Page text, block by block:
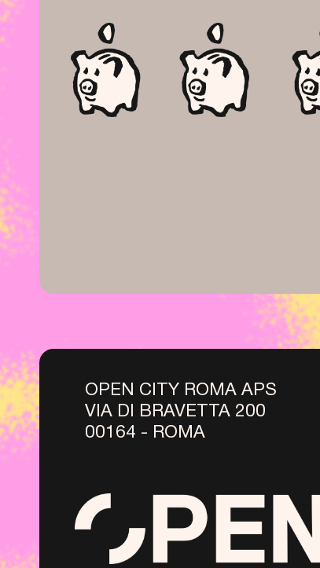
OPEN CITY ROMA APS
VIA DI BRAVETTA 200
00164 - ROMA